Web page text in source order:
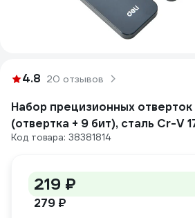
4.8 20 отзывов
Набор прецизионных отверток
(отвертка + 9 бит), сталь Cr-V
Код товара: 38381814
219 ₽
279 ₽